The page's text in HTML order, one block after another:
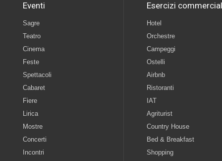
Eventi
Sagre
Teatro
Cinema
Feste
Spettacoli
Cabaret
Fiere
Lirica
Mostre
Concerti
Incontri
Esercizi
Hotel
Orchestre
Campeggi
Ostelli
Airbnb
Ristoranti
IAT
Agriturist
Country House
Bed & Breakfast
Shopping